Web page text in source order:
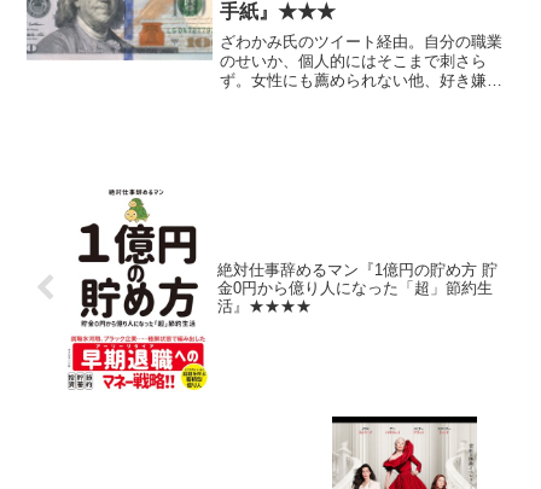
手紙』★★★
ざわかみ氏のツイート経由。自分の職業
のせいか、個人的にはそこまで刺さら
ず。女性にも薦められない他、好き嫌い
絶対仕事辞めるマン『1億円の貯め方 貯
金0円から億り人になった「超」節約生
活』★★★★